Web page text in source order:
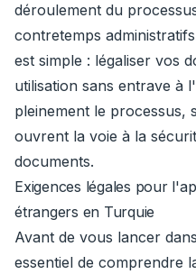
déroulement du
contretemps
est simple : légaliser vos
utilisation sans entrave à
pleinement le processus,
ouvrent la voie à la
documents.
Exigences légales pour
étrangers en Turquie
Avant de vous lancer
essentiel de comprendre